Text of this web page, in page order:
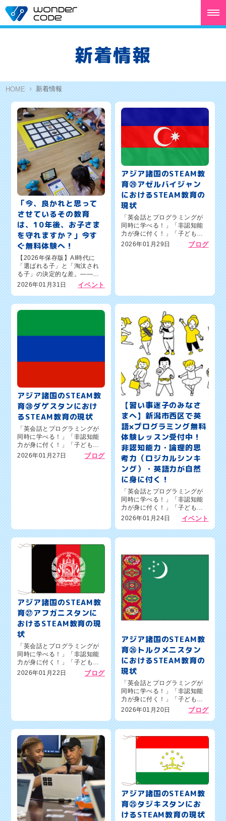
新着情報
HOME 新着情報
「今、良かれと思って
させているその教育
は、10年後、お子さま
を守れますか？」今す
ぐ無料体験へ！
【2026年保存版】AI時代に
「選ばれる子」と「淘汰され
る子」の決定的な差。――新
潟市西区から世界へ。生涯年
収を左右する「最強の武器」
の授け方新潟市西区の保護者
の皆さま、こんにちは。英語×
プログラミング教室「ワンダ
2026年01月31日 イベント
アジア諸国のSTEAM教
育㉙アゼルバイジャン
におけるSTEAM教育の
現状
「英会話とプログラミングが
同時に学べる！」「非認知能
力が身に付く！」「子どもの
習い事の人気コンテンツ」新
潟市西区の英語×プログラミン
2026年01月29日 ブログ
アジア諸国のSTEAM教
育㉘ダゲスタンにおけ
るSTEAM教育の現状
「英会話とプログラミングが
同時に学べる！」「非認知能
力が身に付く！」「子どもの
習い事の人気コンテンツ」新
潟市西区の英語×プログラミン
2026年01月27日 ブログ
【習い事迷子のみなさ
まへ】新潟市西区で英
語×プログラミング無料
体験レッスン受付中！
非認知能力・論理的思
考力（ロジカルシンキ
ング）・英語力が自然
に身に付く！
「英会話とプログラミングが
同時に学べる！」「非認知能
力が身に付く！」「子どもの
習い事の人気コンテンツ」新
潟市西区の英語×プログラミン
グ教室ワンダーコード新潟新
習いごと、結...
2026年01月24日 イベント
アジア諸国のSTEAM教
育㉗アフガニスタンに
おけるSTEAM教育の現
状
「英会話とプログラミングが
同時に学べる！」「非認知能
力が身に付く！」「子どもの
習い事の人気コンテンツ」新
潟市西区の英語×プログラミン
2026年01月22日 ブログ
アジア諸国のSTEAM教
育㉖トルクメニスタン
におけるSTEAM教育の
現状
「英会話とプログラミングが
同時に学べる！」「非認知能
力が身に付く！」「子どもの
習い事の人気コンテンツ」新
潟市西区の英語×プログラミン
グ教室ワンダーコード新潟新
通校のオーナー森憲一郎で
す。本日のブログテーマは、
『アジア諸国...
2026年01月20日 ブログ
アジア諸国のSTEAM教
育㉕タジキスタンにお
けるSTEAM教育の現状